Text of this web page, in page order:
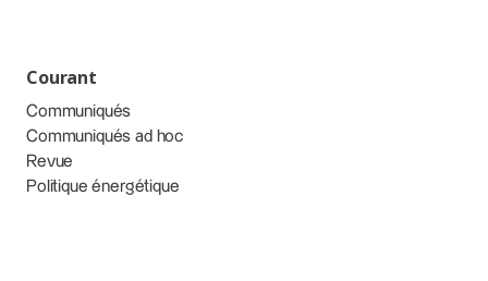
Courant
Communiqués
Communiqués ad hoc
Revue
Politique énergétique